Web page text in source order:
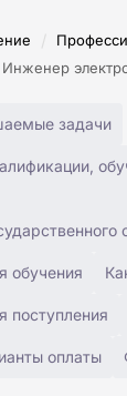
/
Инженер
задачи
обучения
поступления
оплаты